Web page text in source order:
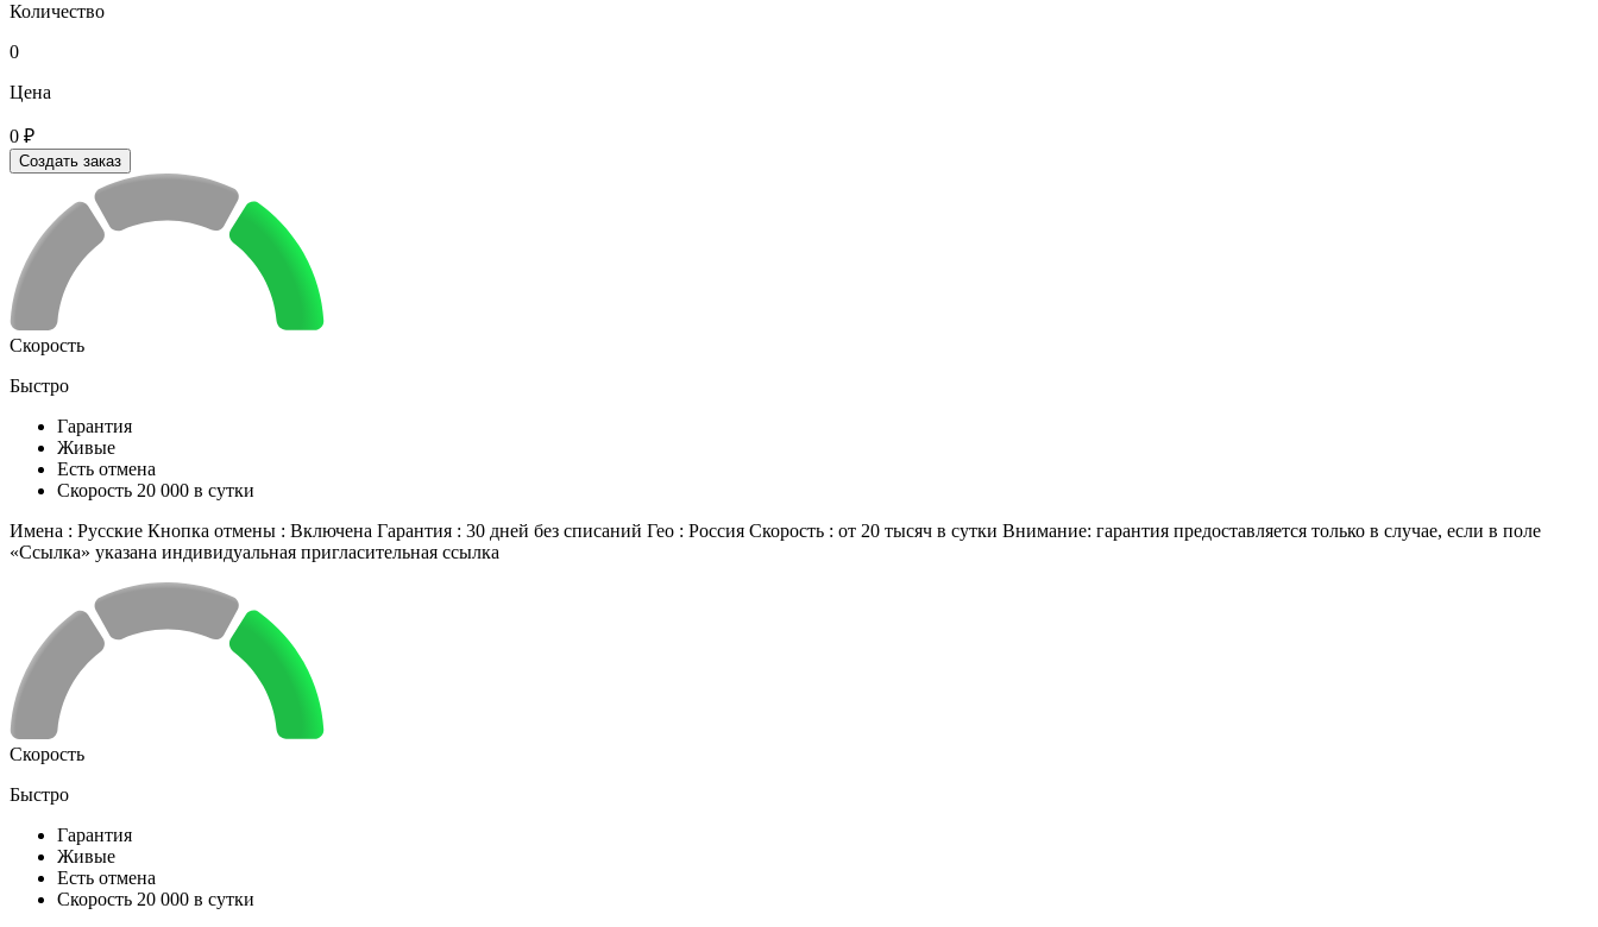
Количество
0
Цена
0 ₽
Создать заказ
Скорость
Быстро
Гарантия
Живые
Есть отмена
Скорость 20 000 в сутки
Имена : Русские Кнопка отмены : Включена Гарантия : 30 дней без списаний Гео : Россия Скорость : от 20 тысяч в сутки Внимание: гарантия предоставляется только в случае, если в поле
«Ссылка» указана индивидуальная пригласительная ссылка
Скорость
Быстро
Гарантия
Живые
Есть отмена
Скорость 20 000 в сутки